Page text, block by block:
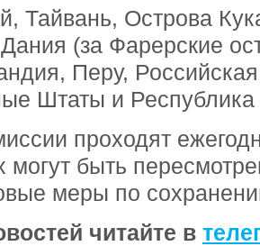
Тайвань, Острова
(за Фарерские
Перу,
Штаты и Республика
проходят
могут быть
меры по
читайте в